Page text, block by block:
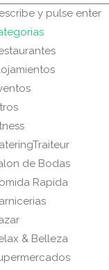
y pulse enter
de Bodas
Rapida
& Belleza